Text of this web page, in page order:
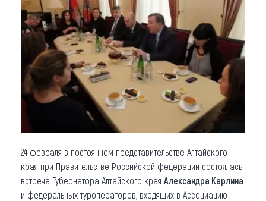
О регионе
Коллекция впечатлений
Другие рубрики
24 февраля в постоянном представительстве Алтайского
края при Правительстве Российской федерации состоялась
встреча Губернатора Алтайского края Александра Карлина
и федеральных туроператоров, входящих в Ассоциацию